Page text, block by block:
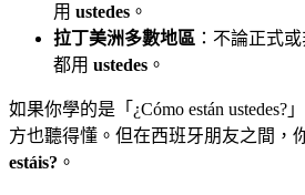
用 ustedes 。
拉丁美洲多數地區 ：不論正式
都用 ustedes 。
如果你學的是「¿Cómo están
方也聽得懂。但在西班牙朋友之間，
estáis? 。